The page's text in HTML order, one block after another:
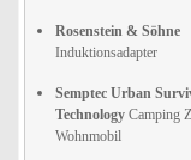
Rosenstein & Söhne
Induktionsadapter
Semptec Urban
Technology Camping
Wohnmobil